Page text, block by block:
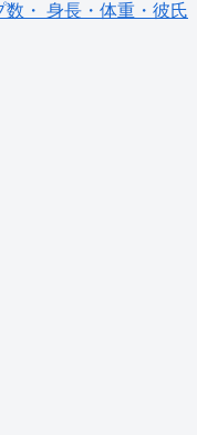
・ 身長・体重・彼氏